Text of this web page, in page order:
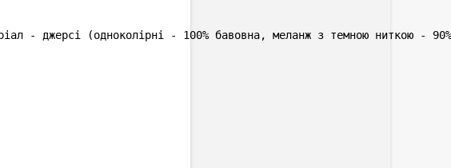
- джерсі (одноколірні - 100% бавовна, меланж з темною ниткою -